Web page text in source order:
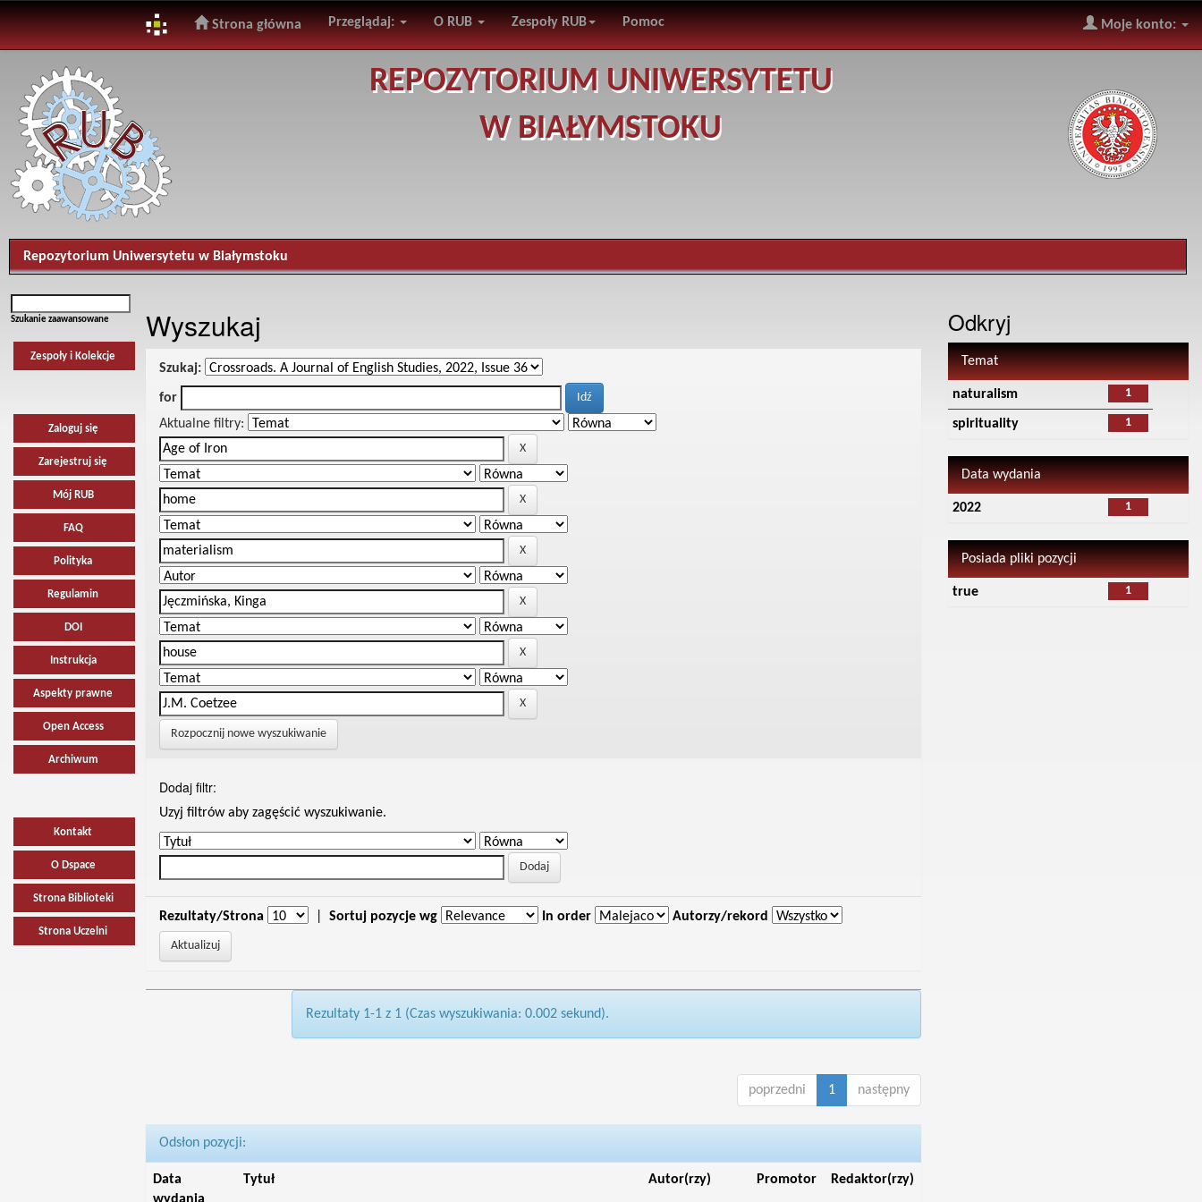
navigation
Strona główna Przeglądaj: O RUB Zespoły RUB Pomoc Moje konto:
REPOZYTORIUM UNIWERSYTETU
W BIAŁYMSTOKU
Repozytorium Uniwersytetu w Białymstoku
Szukanie zaawansowane
Zespoły i Kolekcje
Zaloguj się
Zarejestruj się
Mój RUB
FAQ
Polityka
Regulamin
DOI
Instrukcja
Aspekty prawne
Open Access
Archiwum
Kontakt
O Dspace
Strona Biblioteki
Strona Uczelni
Wyszukaj
Szukaj:
for
Aktualne filtry:
Rozpocznij nowe wyszukiwanie
Dodaj filtr:
Uzyj filtrów aby zagęścić wyszukiwanie.
Rezultaty/Strona Sortuj pozycje wg In order Autorzy/rekord
Rezultaty 1-1 z 1 (Czas wyszukiwania: 0.002 sekund).
poprzedni 1 następny
Odsłon pozycji:
Data
Tytuł Autor(rzy) Promotor Redaktor(rzy)
Odkryj
Temat
1
naturalism
1
spirituality
Data wydania
1
2022
Posiada pliki pozycji
1
true